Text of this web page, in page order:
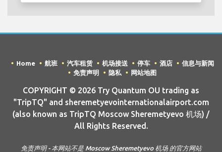
Home 航班 汽车租赁 机场接送 停车 酒店
信息与新闻
免责声明
隐私 网站地图
COPYRIGHT © 2026 Try Quantum OU trading as
"TripTQ" and sheremetyevointernationalairport.com
(also known as TripTQ Moscow Sheremetyevo 机场) /
All Rights Reserved.
免责声明 - 本网站不是 Moscow Sheremetyevo 机场 的官方网站